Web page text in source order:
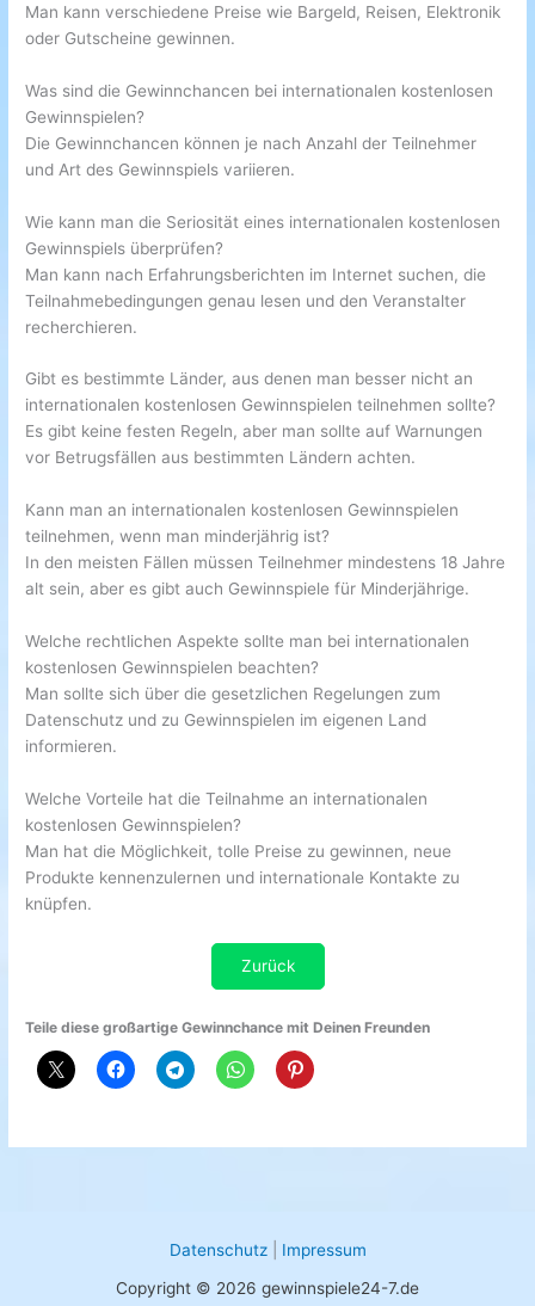
Man kann verschiedene Preise wie Bargeld, Reisen, Elektronik
oder Gutscheine gewinnen.
Was sind die Gewinnchancen bei internationalen kostenlosen
Gewinnspielen?
Die Gewinnchancen können je nach Anzahl der Teilnehmer
und Art des Gewinnspiels variieren.
Wie kann man die Seriosität eines internationalen kostenlosen
Gewinnspiels überprüfen?
Man kann nach Erfahrungsberichten im Internet suchen, die
Teilnahmebedingungen genau lesen und den Veranstalter
recherchieren.
Gibt es bestimmte Länder, aus denen man besser nicht an
internationalen kostenlosen Gewinnspielen teilnehmen sollte?
Es gibt keine festen Regeln, aber man sollte auf Warnungen
vor Betrugsfällen aus bestimmten Ländern achten.
Kann man an internationalen kostenlosen Gewinnspielen
teilnehmen, wenn man minderjährig ist?
In den meisten Fällen müssen Teilnehmer mindestens 18 Jahre
alt sein, aber es gibt auch Gewinnspiele für Minderjährige.
Welche rechtlichen Aspekte sollte man bei internationalen
kostenlosen Gewinnspielen beachten?
Man sollte sich über die gesetzlichen Regelungen zum
Datenschutz und zu Gewinnspielen im eigenen Land
informieren.
Welche Vorteile hat die Teilnahme an internationalen
kostenlosen Gewinnspielen?
Man hat die Möglichkeit, tolle Preise zu gewinnen, neue
Produkte kennenzulernen und internationale Kontakte zu
knüpfen.
Zurück
Teile diese großartige Gewinnchance mit Deinen Freunden
Datenschutz| Impressum
Copyright © 2026 gewinnspiele24-7.de